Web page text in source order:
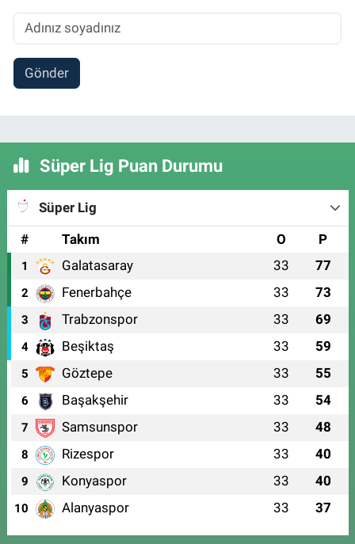
Gönder
Süper Lig Puan Durumu
Süper Lig
#
Takım O P
1 Galatasaray 33 77
2 Fenerbahçe 33 73
3 Trabzonspor 33 69
4 Beşiktaş 33 59
5 Göztepe 33 55
6 Başakşehir 33 54
7 Samsunspor 33 48
8 Rizespor 33 40
9 Konyaspor 33 40
10 Alanyaspor 33 37